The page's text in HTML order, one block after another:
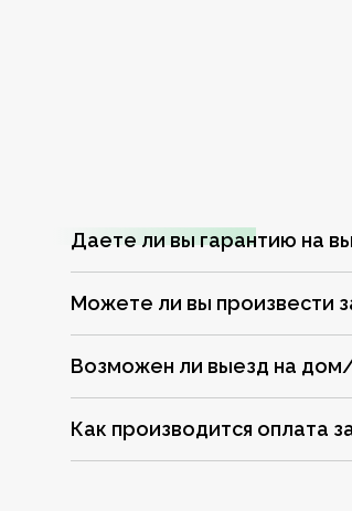
Даете ли вы гарантию на
Можете ли вы произвести
Возможен ли выезд на
Как производится оплата